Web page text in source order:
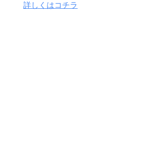
詳しくはコチラ